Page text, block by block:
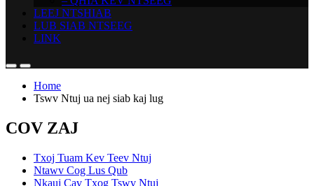
LEEJ NTSHIAB
LUB SIAB NTSEEG
LINK
Home
Tswv Ntuj ua nej siab kaj lug
COV ZAJ
Txoj Tuam Kev Teev Ntuj
Ntawv Cog Lus Qub
Nkauj Cav Txog Tswv Ntuj